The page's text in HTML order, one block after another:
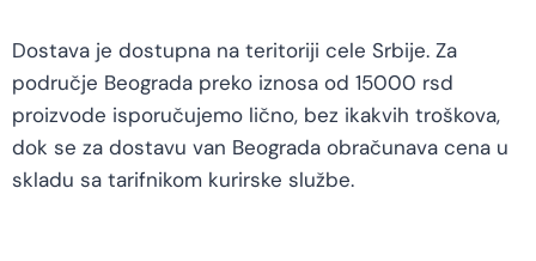
Dostava je dostupna na teritoriji cele Srbije. Za
područje Beograda preko iznosa od 15000 rsd
proizvode isporučujemo lično, bez ikakvih troškova,
dok se za dostavu van Beograda obračunava cena u
skladu sa tarifnikom kurirske službe.